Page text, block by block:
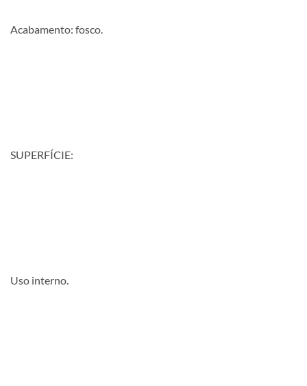
Acabamento: fosco.
SUPERFÍCIE:
Uso interno.